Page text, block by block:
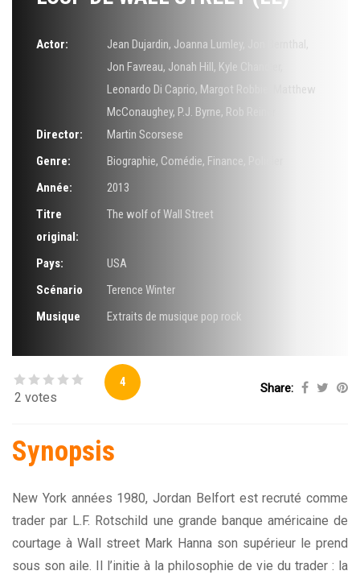
Actor: Jean Dujardin, Joanna Lumley
,
Jon Favreau, Jonah Hill, Kyle Chandler
Leonardo Di Caprio, Margot Robbie
Matthew
McConaughey, P.J. Byrne, Rob Reiner
Director:
Martin Scorsese
Genre:
Biographie, Comédie, Finance
Année:
2013
Titre
original:
The wolf of Wall Street
Pays:
USA
Scénario
Terence Winter
Musique
Extraits de musique pop rock
2 votes
4 Share:
Synopsis
New York années 1980, Jordan Belfort est recruté comme
trader par L.F. Rotschild une grande banque américaine de
courtage à Wall street Mark Hanna son supérieur le prend
sous son aile. Il l’initie à la philosophie de vie du trader : la